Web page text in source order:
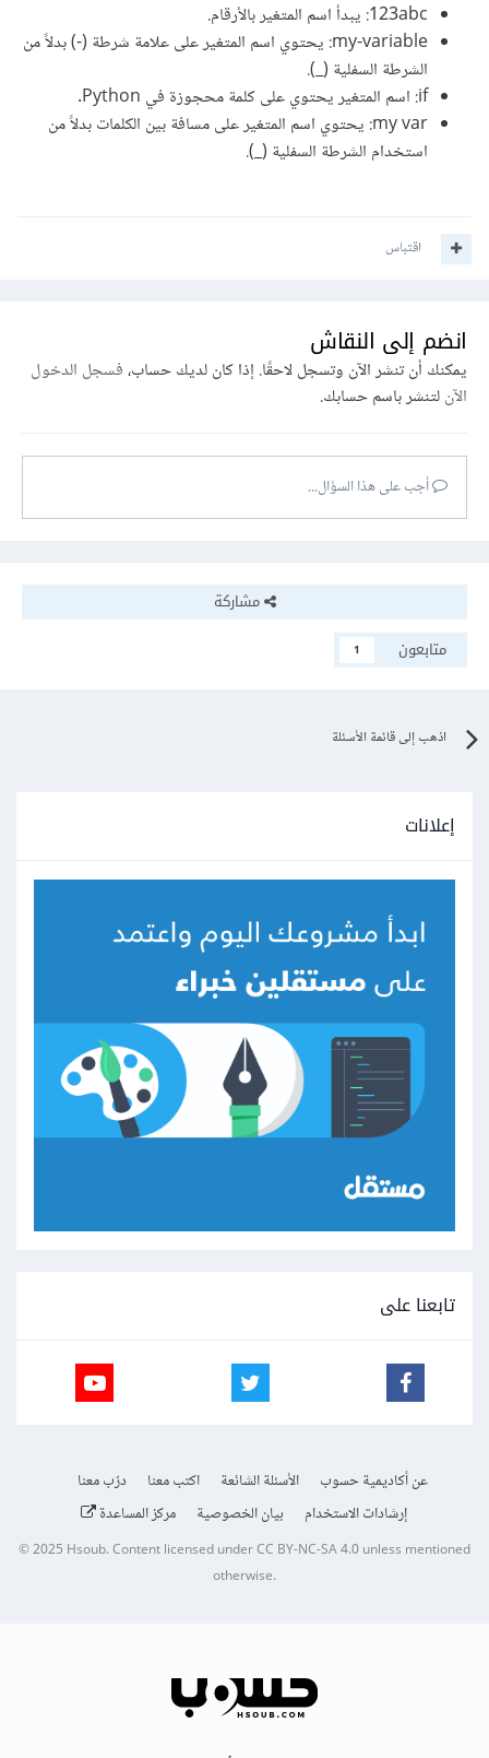
123abc: يبدأ اسم المتغير بالأرقام.
my-variable: يحتوي اسم المتغير على علامة شرطة (-) بدلاً من
الشرطة السفلية (_).
if: اسم المتغير يحتوي على كلمة محجوزة في Python.
my var: يحتوي اسم المتغير على مسافة بين الكلمات بدلاً من
استخدام الشرطة السفلية (_).
اقتباس
انضم إلى النقاش
يمكنك أن تنشر الآن وتسجل لاحقًا. إذا كان لديك حساب،فسجل الدخول
الآنلتنشر باسم حسابك.
أجب على هذا السؤال...
مشاركة
متابعون
1
اذهب إلى قائمة الأسئلة
إعلانات
تابعنا على
عن أكاديمية حسوب الأسئلة الشائعة اكتب معنا
درّب معنا
إرشادات الاستخدام
بيان الخصوصية مركز المساعدة
© 2025Hsoub.Content licensed underCC BY-NC-SA 4.0unless mentioned
otherwise.